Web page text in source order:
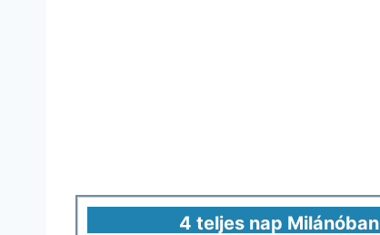
4 teljes nap